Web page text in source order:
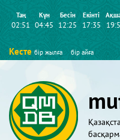
Таң
02:51
Күн
04:45
Бесін
12:25
Екінті
17:35
Кесте бір жылға бір айға